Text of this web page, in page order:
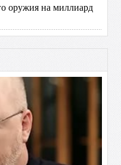
оружия на миллиард